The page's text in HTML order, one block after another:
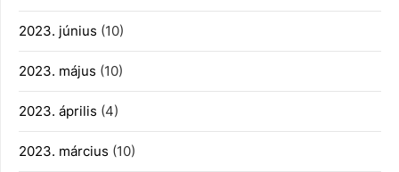
2023. június (10)
2023. május (10)
2023. április (4)
2023. március (10)